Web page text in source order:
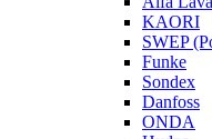
KAORI
SWEP
Funke
Sondex
Danfoss
ONDA